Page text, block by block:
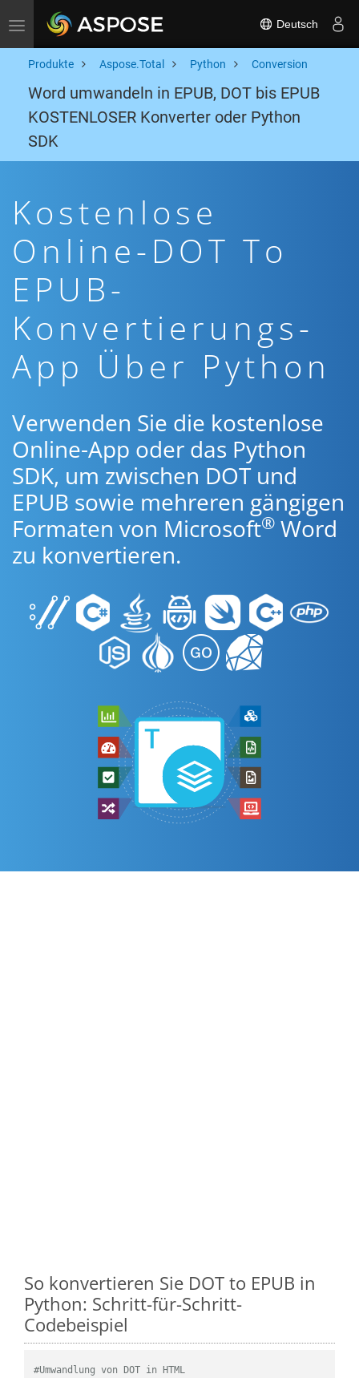
Toggle navigation Deutsch
Produkte Aspose.Total Python Conversion
Word umwandeln in EPUB, DOT bis EPUB
KOSTENLOSER Konverter oder Python
SDK
Kostenlose
Online-DOT To
EPUB-
Konvertierungs-
App Über Python
Verwenden Sie die kostenlose
Online-App oder das Python
SDK, um zwischen DOT und
EPUB sowie mehreren gängigen
Formaten von Microsoft® Word
zu konvertieren.
So konvertieren Sie DOT to EPUB in
Python: Schritt-für-Schritt-
Codebeispiel
#Umwandlung von DOT in HTML